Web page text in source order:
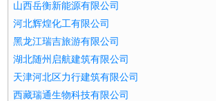
山西岳衡新能源有限公司
河北辉煌化工有限公司
黑龙江瑞吉旅游有限公司
湖北随州启航建筑有限公司
天津河北区力行建筑有限公司
西藏瑞通生物科技有限公司